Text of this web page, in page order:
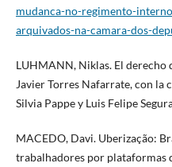
mudanca-no-regimento-
arquivados-na-camara-dos-
LUHMANN, Niklas. El derecho
Javier Torres Nafarrate, con la
Silvia Pappe y Luis Felipe
MACEDO, Davi. Uberização:
trabalhadores por plataformas